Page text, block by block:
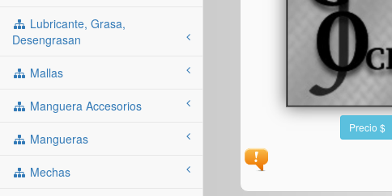
Lubricante, Grasa,
Desengrasan
Mallas
Manguera Accesorios
Mangueras
Mechas
Precio $